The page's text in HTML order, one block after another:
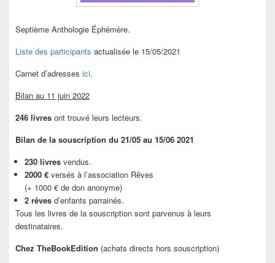
Septième Anthologie Éphémère.
Liste des participants actualisée le 15/05/2021
Carnet d’adresses ici.
Bilan au 11 juin 2022
246 livres ont trouvé leurs lecteurs.
Bilan de la souscription du 21/05 au 15/06 2021
230 livres vendus.
2000 € versés à l’association Rêves
(+ 1000 € de don anonyme)
2 rêves d’enfants parrainés.
Tous les livres de la souscription sont parvenus à leurs
destinataires.
Chez TheBookEdition (achats directs hors souscription)